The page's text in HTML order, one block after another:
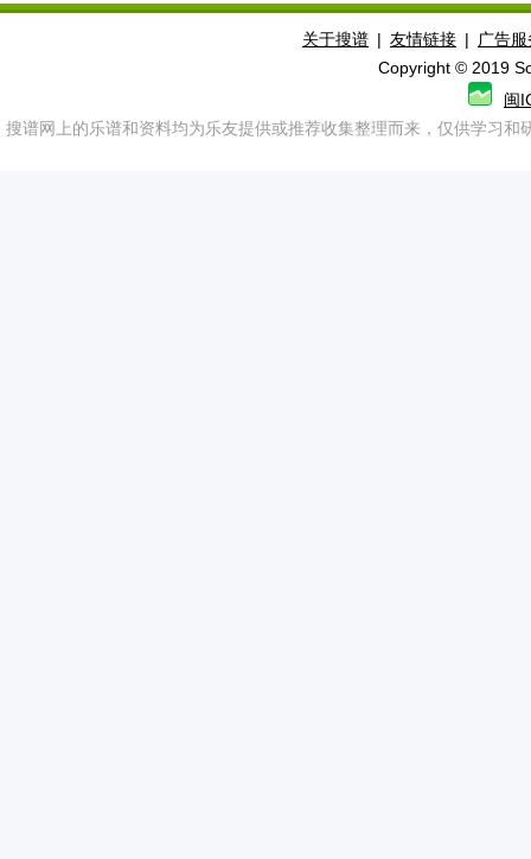
关于搜谱 | 友情链接 |
广告
Copyright © 2019
闽
搜谱网上的乐谱和资料均为乐友提供或推荐收集整理而来，仅供学习